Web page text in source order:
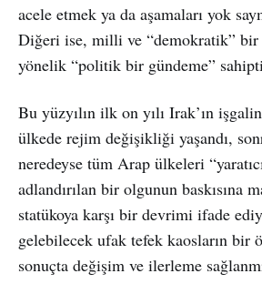
acele etmek ya da aşamaları yok
Diğeri ise, milli ve “demokratik” bir
yönelik “politik bir gündeme”
Bu yüzyılın ilk on yılı Irak’ın
ülkede rejim değişikliği yaşandı,
neredeyse tüm Arap ülkeleri
adlandırılan bir olgunun baskısına
statükoya karşı bir devrimi ifade
gelebilecek ufak tefek kaosların bir
sonuçta değişim ve ilerleme